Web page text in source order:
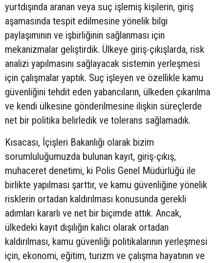
yurtdışında aranan veya suç işlemiş kişilerin, giriş
aşamasında tespit edilmesine yönelik bilgi
paylaşımının ve işbirliğinin sağlanması için
mekanizmalar geliştirdik. Ülkeye giriş-çıkışlarda, risk
analizi yapılmasını sağlayacak sistemin yerleşmesi
için çalışmalar yaptık. Suç işleyen ve özellikle kamu
güvenliğini tehdit eden yabancıların, ülkeden çıkarılma
ve kendi ülkesine gönderilmesine ilişkin süreçlerde
net bir politika belirledik ve tolerans sağlamadık.
Kısacası, İçişleri Bakanlığı olarak bizim
sorumluluğumuzda bulunan kayıt, giriş-çıkış,
muhaceret denetimi, ki Polis Genel Müdürlüğü ile
birlikte yapılması şarttır, ve kamu güvenliğine yönelik
risklerin ortadan kaldırılması konusunda gerekli
adımları kararlı ve net bir biçimde attık. Ancak,
ülkedeki kayıt dışılığın kalıcı olarak ortadan
kaldırılması, kamu güvenliği politikalarının yerleşmesi
için, ekonomi, eğitim, turizm ve çalışma hayatının ve